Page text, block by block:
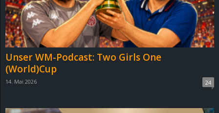
Unser WM-Podcast: Two Girls One
(World)Cup
14. Mai 2026 24